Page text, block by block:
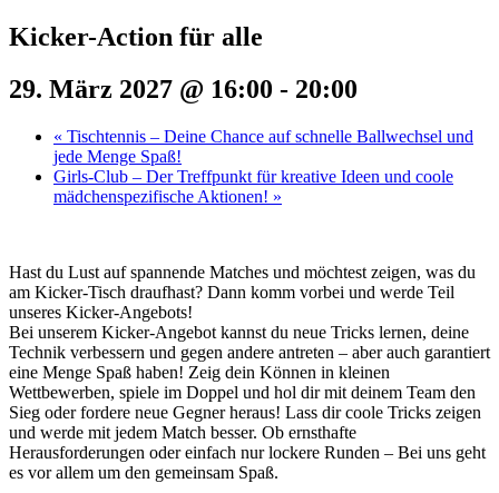
Kicker-Action für alle
29. März 2027 @ 16:00 - 20:00
« Tischtennis – Deine Chance auf schnelle Ballwechsel und
jede Menge Spaß!
Girls-Club – Der Treffpunkt für kreative Ideen und coole
mädchenspezifische Aktionen! »
Hast du Lust auf spannende Matches und möchtest zeigen, was du
am Kicker-Tisch draufhast? Dann komm vorbei und werde Teil
unseres Kicker-Angebots!
Bei unserem Kicker-Angebot kannst du neue Tricks lernen, deine
Technik verbessern und gegen andere antreten – aber auch garantiert
eine Menge Spaß haben! Zeig dein Können in kleinen
Wettbewerben, spiele im Doppel und hol dir mit deinem Team den
Sieg oder fordere neue Gegner heraus! Lass dir coole Tricks zeigen
und werde mit jedem Match besser. Ob ernsthafte
Herausforderungen oder einfach nur lockere Runden – Bei uns geht
es vor allem um den gemeinsam Spaß.